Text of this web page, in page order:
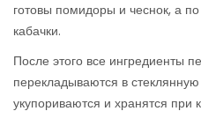
готовы помидоры и чеснок, а
кабачки.
После этого все ингредиенты
перекладываются в
укупориваются и хранятся при